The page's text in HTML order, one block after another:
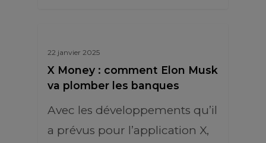
22 janvier 2025
X Money : comment Elon Musk
va plomber les banques
Avec les développements qu’il
a prévus pour l’application X,